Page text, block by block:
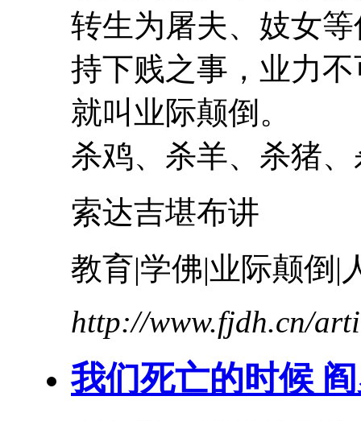
转生为屠夫、妓女
持下贱之事，业力
就叫 业际颠倒。 很
杀鸡、杀羊、杀猪
索达吉堪布讲
教育|学佛|业际颠倒|
http://www.fjdh.cn/
我们死亡的时候